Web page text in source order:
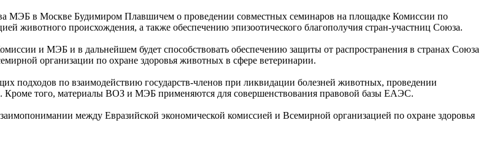
МЭБ в Москве Будимиром Плавшичем о проведении совместных семинаров на площадке Комиссии по
животного происхождения, а также обеспечению эпизоотического благополучия стран-участниц Союза.
и МЭБ и в дальнейшем будет способствовать обеспечению защиты от распространения в странах Союза
организации по охране здоровья животных в сфере ветеринарии.
подходов по взаимодействию государств-членов при ликвидации болезней животных, проведении
Кроме того, материалы ВОЗ и МЭБ применяются для совершенствования правовой базы ЕАЭС.
между Евразийской экономической комиссией и Всемирной организацией по охране здоровья